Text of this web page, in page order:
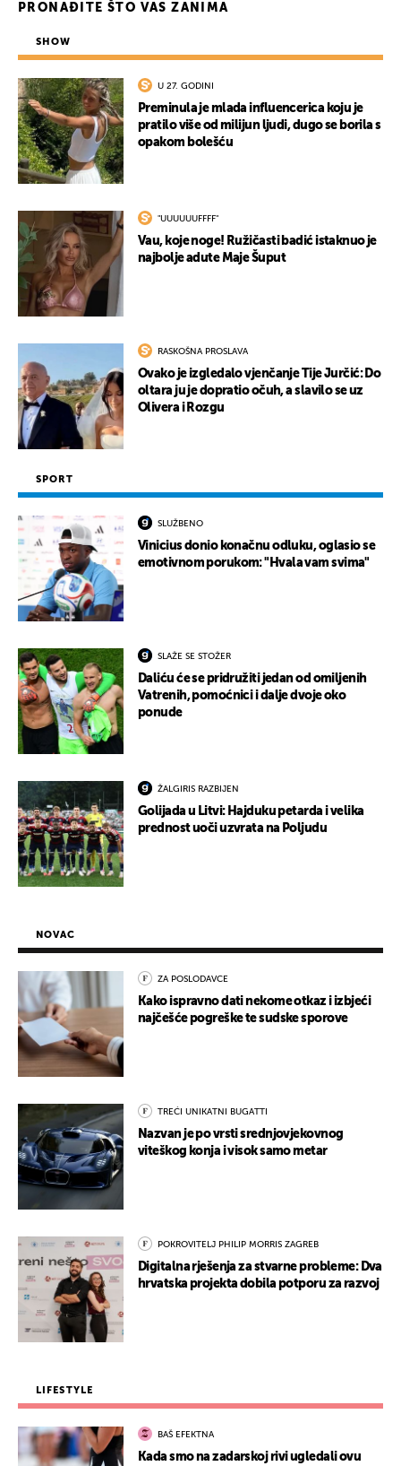
PRONAĐITE ŠTO VAS ZANIMA
SHOW
U 27. GODINI
Preminula je mlada influencerica koju je
pratilo više od milijun ljudi, dugo se borila s
opakom bolešću
"UUUUUUFFFF"
Vau, koje noge! Ružičasti badić istaknuo je
najbolje adute Maje Šuput
RASKOŠNA PROSLAVA
Ovako je izgledalo vjenčanje Tije Jurčić: Do
oltara ju je dopratio očuh, a slavilo se uz
Olivera i Rozgu
SPORT
SLUŽBENO
Vinicius donio konačnu odluku, oglasio se
emotivnom porukom: "Hvala vam svima"
SLAŽE SE STOŽER
Daliću će se pridružiti jedan od omiljenih
Vatrenih, pomoćnici i dalje dvoje oko
ponude
ŽALGIRIS RAZBIJEN
Golijada u Litvi: Hajduku petarda i velika
prednost uoči uzvrata na Poljudu
NOVAC
ZA POSLODAVCE
Kako ispravno dati nekome otkaz i izbjeći
najčešće pogreške te sudske sporove
TREĆI UNIKATNI BUGATTI
Nazvan je po vrsti srednjovjekovnog
viteškog konja i visok samo metar
POKROVITELJ PHILIP MORRIS ZAGREB
Digitalna rješenja za stvarne probleme: Dva
hrvatska projekta dobila potporu za razvoj
LIFESTYLE
BAŠ EFEKTNA
Kada smo na zadarskoj rivi ugledali ovu